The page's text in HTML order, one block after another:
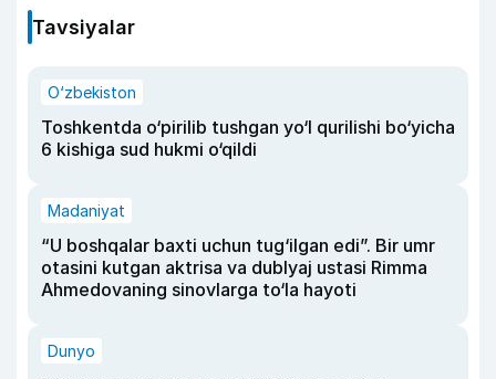
Tavsiyalar
O‘zbekiston
Toshkentda o‘pirilib tushgan yo‘l qurilishi bo‘yicha
6 kishiga sud hukmi o‘qildi
Madaniyat
“U boshqalar baxti uchun tug‘ilgan edi”. Bir umr
otasini kutgan aktrisa va dublyaj ustasi Rimma
Ahmedovaning sinovlarga to‘la hayoti
Dunyo